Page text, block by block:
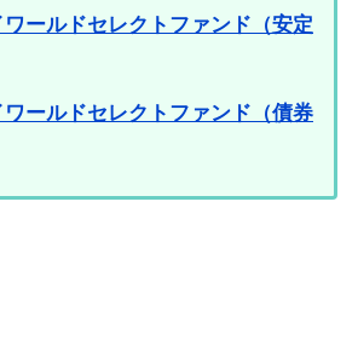
ワールドセレクトファンド（安定
ワールドセレクトファンド（債券